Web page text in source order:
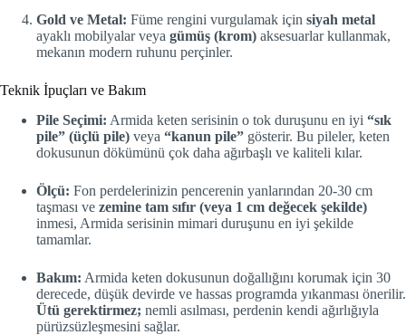
Gold ve Metal: Füme rengini vurgulamak için siyah metal
ayaklı mobilyalar veya gümüş (krom) aksesuarlar kullanmak,
mekanın modern ruhunu perçinler.
Teknik İpuçları ve Bakım
Pile Seçimi: Armida keten serisinin o tok duruşunu en iyi “sık
pile” (üçlü pile) veya “kanun pile” gösterir. Bu pileler, keten
dokusunun dökümünü çok daha ağırbaşlı ve kaliteli kılar.
Ölçü: Fon perdelerinizin pencerenin yanlarından 20-30 cm
taşması ve zemine tam sıfır (veya 1 cm değecek şekilde)
inmesi, Armida serisinin mimari duruşunu en iyi şekilde
tamamlar.
Bakım: Armida keten dokusunun doğallığını korumak için 30
derecede, düşük devirde ve hassas programda yıkanması önerilir.
Ütü gerektirmez; nemli asılması, perdenin kendi ağırlığıyla
pürüzsüzleşmesini sağlar.